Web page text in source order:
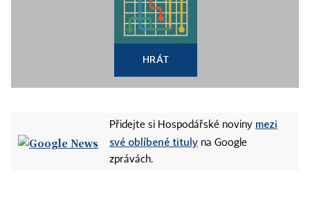
HRÁT
Přidejte si Hospodářské noviny mezi
své oblíbené tituly na Google
zprávách.